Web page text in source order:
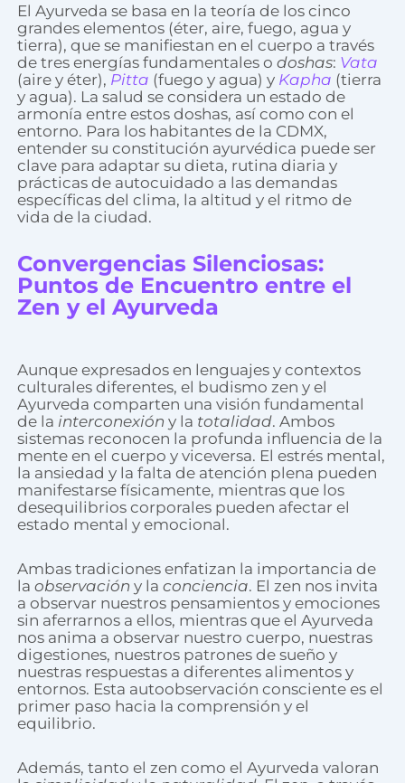
El Ayurveda se basa en la teoría de los cinco
grandes elementos (éter, aire, fuego, agua y
tierra), que se manifiestan en el cuerpo a través
de tres energías fundamentales odoshas: Vata
(aire y éter), Pitta (fuego y agua) y Kapha (tierra
y agua). La salud se considera un estado de
armonía entre estos doshas, así como con el
entorno. Para los habitantes de la CDMX,
entender su constitución ayurvédica puede ser
clave para adaptar su dieta, rutina diaria y
prácticas de autocuidado a las demandas
específicas del clima, la altitud y el ritmo de
vida de la ciudad.
Convergencias Silenciosas:
Puntos de Encuentro entre el
Zen y el Ayurveda
Aunque expresados en lenguajes y contextos
culturales diferentes, el budismo zen y el
Ayurveda comparten una visión fundamental
de la interconexión y la totalidad. Ambos
sistemas reconocen la profunda influencia de la
mente en el cuerpo y viceversa. El estrés mental,
la ansiedad y la falta de atención plena pueden
manifestarse físicamente, mientras que los
desequilibrios corporales pueden afectar el
estado mental y emocional.
Ambas tradiciones enfatizan la importancia de
laobservación y laconciencia. El zen nos invita
a observar nuestros pensamientos y emociones
sin aferrarnos a ellos, mientras que el Ayurveda
nos anima a observar nuestro cuerpo, nuestras
digestiones, nuestros patrones de sueño y
nuestras respuestas a diferentes alimentos y
entornos. Esta autoobservación consciente es el
primer paso hacia la comprensión y el
equilibrio.
Además, tanto el zen como el Ayurveda valoran